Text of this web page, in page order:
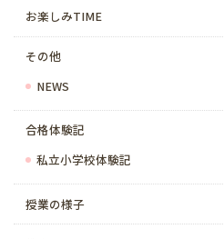
お楽しみTIME
その他
NEWS
合格体験記
私立小学校体験記
授業の様子